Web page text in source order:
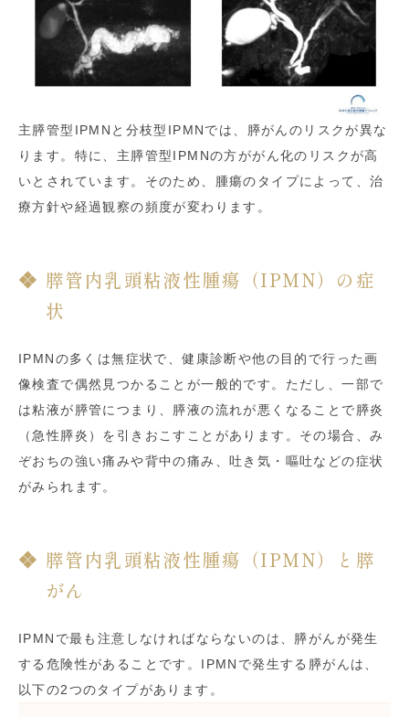
主膵管型IPMNと分枝型IPMNでは、膵がんのリスクが異な
ります。特に、主膵管型IPMNの方ががん化のリスクが高
いとされています。そのため、腫瘍のタイプによって、治
療方針や経過観察の頻度が変わります。
膵管内乳頭粘液性腫瘍（IPMN）の症
状
IPMNの多くは無症状で、健康診断や他の目的で行った画
像検査で偶然見つかることが一般的です。ただし、一部で
は粘液が膵管につまり、膵液の流れが悪くなることで膵炎
（急性膵炎）を引きおこすことがあります。その場合、み
ぞおちの強い痛みや背中の痛み、吐き気・嘔吐などの症状
がみられます。
膵管内乳頭粘液性腫瘍（IPMN）と膵
がん
IPMNで最も注意しなければならないのは、膵がんが発生
する危険性があることです。IPMNで発生する膵がんは、
以下の2つのタイプがあります。